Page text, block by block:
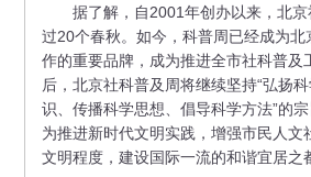
据了解，自2001年创办以来，北京
过20个春秋。如今，科普周已经成为北
作的重要品牌，成为推进全市社科普及
后，北京社科普及周将继续坚持“弘扬
识、传播科学思想、倡导科学方法”的
为推进新时代文明实践，增强市民人文
文明程度，建设国际一流的和谐宜居之